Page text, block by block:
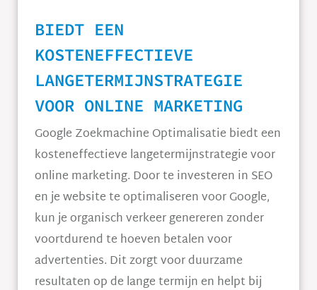
BIEDT EEN
KOSTENEFFECTIEVE
LANGETERMIJNSTRATEGIE
VOOR ONLINE MARKETING
Google Zoekmachine Optimalisatie biedt een
kosteneffectieve langetermijnstrategie voor
online marketing. Door te investeren in SEO
en je website te optimaliseren voor Google,
kun je organisch verkeer genereren zonder
voortdurend te hoeven betalen voor
advertenties. Dit zorgt voor duurzame
resultaten op de lange termijn en helpt bij